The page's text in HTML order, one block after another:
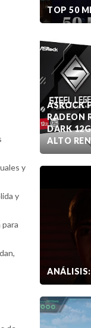
y
y
TOP 50
ASROCK
RADEON
DARK
ALTO